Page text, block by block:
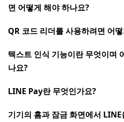
면 어떻게 해야 하나요?
QR 코드 리더를 사용하려면 어
텍스트 인식 기능이란 무엇이며
나요?
LINE Pay란 무엇인가요?
기기의 홈과 잠금 화면에서